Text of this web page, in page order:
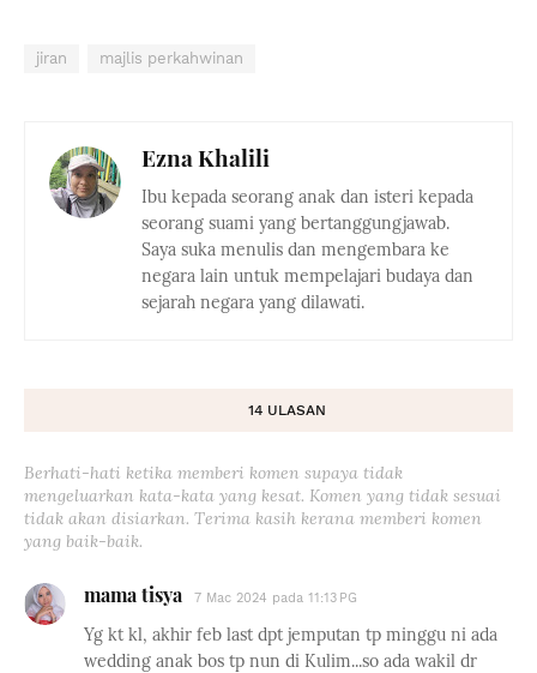
jiran majlis perkahwinan
Ezna Khalili
Ibu kepada seorang anak dan isteri kepada
seorang suami yang bertanggungjawab.
Saya suka menulis dan mengembara ke
negara lain untuk mempelajari budaya dan
sejarah negara yang dilawati.
14 ULASAN
Berhati-hati ketika memberi komen supaya tidak
mengeluarkan kata-kata yang kesat. Komen yang tidak sesuai
tidak akan disiarkan. Terima kasih kerana memberi komen
yang baik-baik.
mama tisya 7 Mac 2024 pada 11:13 PG
Yg kt kl, akhir feb last dpt jemputan tp minggu ni ada
wedding anak bos tp nun di Kulim...so ada wakil dr